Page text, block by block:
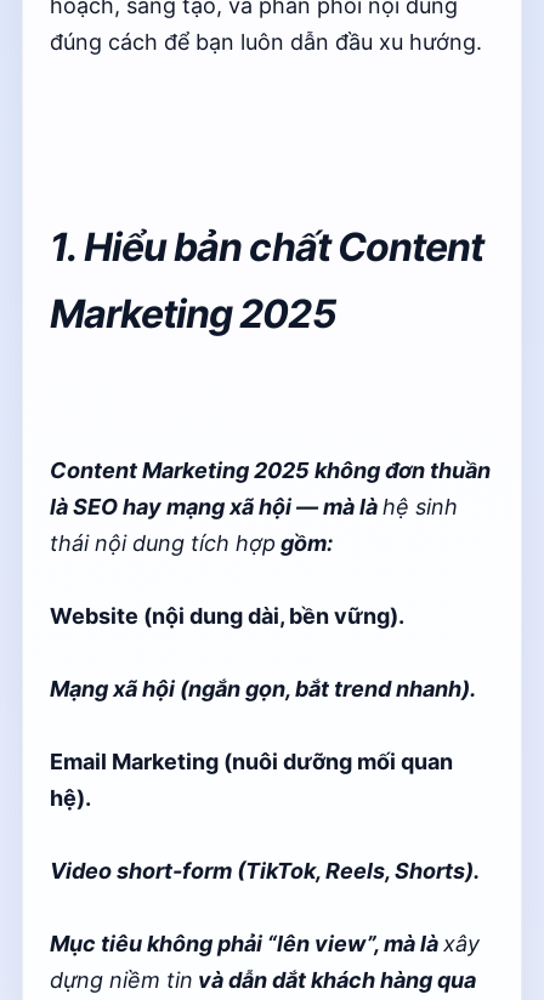
hoạch, sáng tạo, và phân phối nội dung
đúng cách để bạn luôn dẫn đầu xu hướng.
1. Hiểu bản chất Content
Marketing 2025
Content Marketing 2025 không đơn thuần
là SEO hay mạng xã hội — mà làhệ sinh
thái nội dung tích hợp gồm:
Website (nội dung dài, bền vững).
Mạng xã hội (ngắn gọn, bắt trend nhanh).
Email Marketing (nuôi dưỡng mối quan
hệ).
Video short-form (TikTok, Reels, Shorts).
Mục tiêu không phải “lên view”, mà là xây
dựng niềm tin và dẫn dắt khách hàng qua